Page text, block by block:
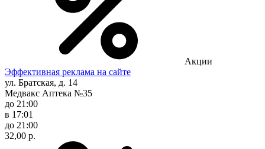
Акции
Эффективная реклама на сайте
ул. Братская, д. 14
Медвакс Аптека №35
до 21:00
в 17:01
до 21:00
32,00 р.